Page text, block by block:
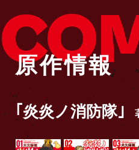
原作情報
｢炎炎ノ消防隊｣